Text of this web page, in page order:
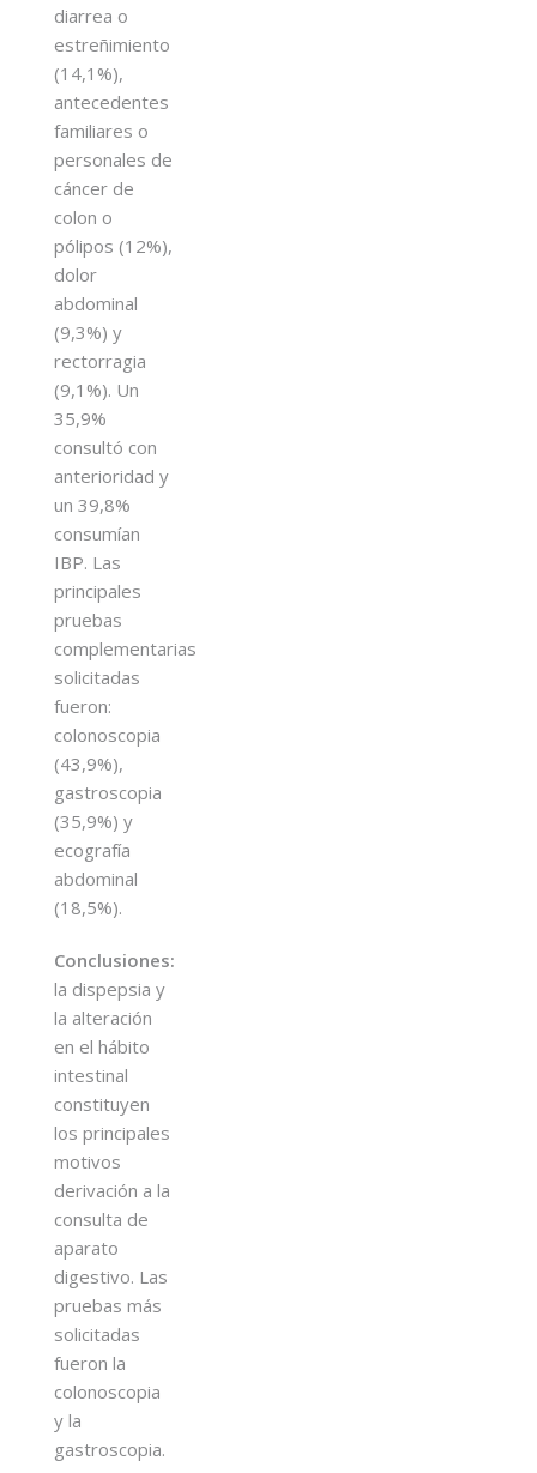
diarrea o
estreñimiento
(14,1%),
antecedentes
familiares o
personales de
cáncer de
colon o
pólipos (12%),
dolor
abdominal
(9,3%) y
rectorragia
(9,1%). Un
35,9%
consultó con
anterioridad y
un 39,8%
consumían
IBP. Las
principales
pruebas
complementarias
solicitadas
fueron:
colonoscopia
(43,9%),
gastroscopia
(35,9%) y
ecografía
abdominal
(18,5%).
Conclusiones:
la dispepsia y
la alteración
en el hábito
intestinal
constituyen
los principales
motivos
derivación a la
consulta de
aparato
digestivo. Las
pruebas más
solicitadas
fueron la
colonoscopia
y la
gastroscopia.